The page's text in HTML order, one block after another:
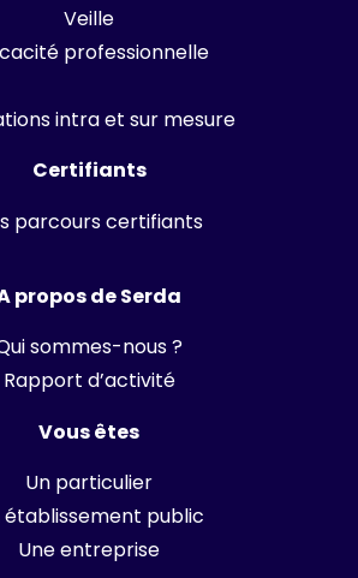
Veille
professionnelle
intra et sur mesure
Certifiants
parcours certifiants
propos de Serda
sommes-nous ?
Rapport d’activité
Vous êtes
Un particulier
établissement public
Une entreprise